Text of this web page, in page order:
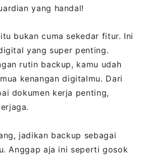
yang handal!
bukan cuma sekedar fitur. Ini
yang super penting.
rutin backup, kamu udah
kenangan digitalmu. Dari
dokumen kerja penting,
jadikan backup sebagai
Anggap aja ini seperti gosok